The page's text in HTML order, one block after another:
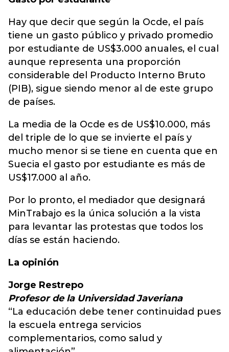
Hay que decir que según la Ocde, el país
tiene un gasto público y privado promedio
por estudiante de US$3.000 anuales, el cual
aunque representa una proporción
considerable del Producto Interno Bruto
(PIB), sigue siendo menor al de este grupo
de países.
La media de la Ocde es de US$10.000, más
del triple de lo que se invierte el país y
mucho menor si se tiene en cuenta que en
Suecia el gasto por estudiante es más de
US$17.000 al año.
Por lo pronto, el mediador que designará
MinTrabajo es la única solución a la vista
para levantar las protestas que todos los
días se están haciendo.
La opinión
Jorge Restrepo
Profesor de la Universidad Javeriana
“La educación debe tener continuidad pues
la escuela entrega servicios
complementarios, como salud y